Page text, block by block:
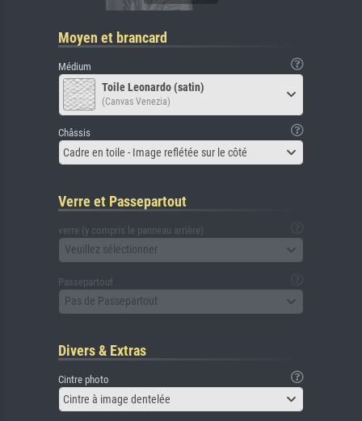
Moyen et brancard
Médium
Toile Leonardo (satin)
(Canvas Venezia)
Châssis
Cadre en toile - Image reflétée sur le côté
Verre et Passepartout
verre (y compris le panneau arrière)
Veuillez sélectionner
Passepartout
Pas de Passepartout
Divers & Extras
Cintre photo
Cintre à image dentelée